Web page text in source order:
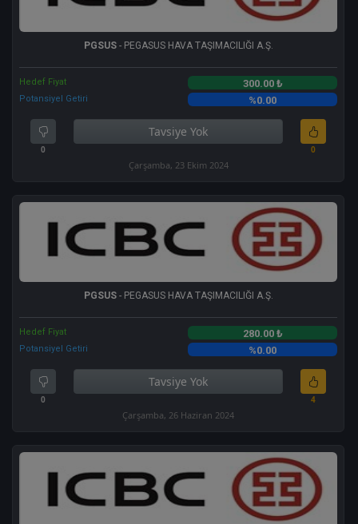
PGSUS- PEGASUS HAVA TAŞIMACILIĞI A.Ş.
Hedef Fiyat 300.00 ₺
Potansiyel Getiri %0.00
0
Tavsiye Yok
0
Çarşamba, 23 Ekim 2024
PGSUS- PEGASUS HAVA TAŞIMACILIĞI A.Ş.
Hedef Fiyat 280.00 ₺
Potansiyel Getiri %0.00
0
Tavsiye Yok
4
Çarşamba, 26 Haziran 2024